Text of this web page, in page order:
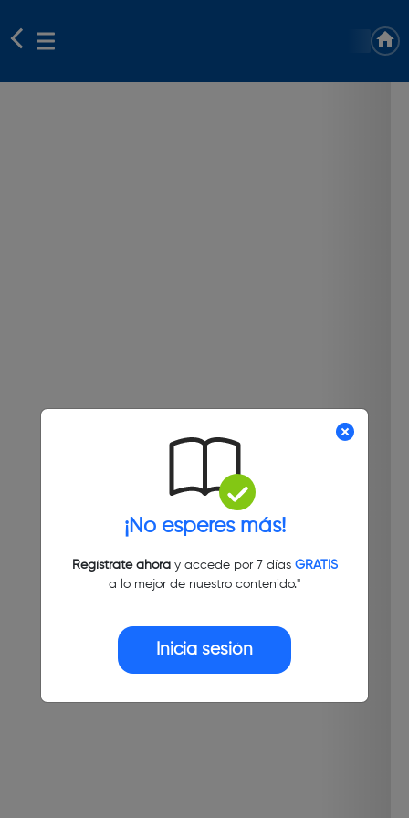
¡No esperes más!
Regístrate ahoray accede por 7 días GRATIS
a lo mejor de nuestro contenido."
Inicia sesión